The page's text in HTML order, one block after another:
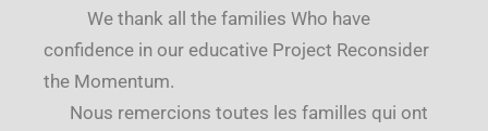
We thank all the families Who have
confidence in our educative Project Reconsider
the Momentum.
Nous remercions toutes les familles qui ont